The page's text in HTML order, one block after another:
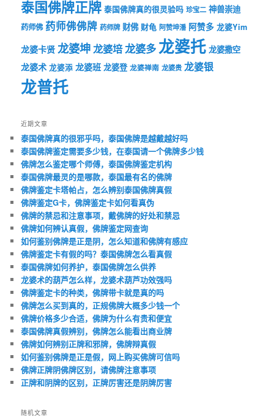
泰国佛牌正牌 泰国佛牌真的很灵验吗 珍宝二 神兽崇迪
药师佛 药师佛佛牌 药师牌 财佛 财龟 阿赞坤潘 阿赞多 龙婆Yim
龙婆卡贤 龙婆坤龙婆培龙婆多龙婆托 龙婆撒空
龙婆术 龙婆添 龙婆班 龙婆登 龙婆禅南 龙婆贵 龙婆银
龙普托
近期文章
泰国佛牌真的很邪乎吗，泰国佛牌是越戴越好吗
泰国佛牌鉴定需要多少钱，在泰国请一个佛牌多少钱
佛牌怎么鉴定哪个师傅，泰国佛牌鉴定机构
泰国佛牌最灵的是哪款，泰国最有名的佛牌
佛牌鉴定卡塔帕占，怎么辨别泰国佛牌真假
佛牌鉴定G卡，佛牌鉴定卡如何看真伪
佛牌的禁忌和注意事项，戴佛牌的好处和禁忌
佛牌如何辨认真假，佛牌鉴定网查询
如何鉴别佛牌是正是阴，怎么知道和佛牌有感应
佛牌鉴定卡有假的吗？泰国佛牌怎么看真假
泰国佛牌如何养护，泰国佛牌怎么供养
龙婆术的葫芦怎么样，龙婆术葫芦功效强吗
佛牌鉴定卡的种类，佛牌带卡就是真的吗
佛牌怎么买到真的，正规佛牌大概多少钱一个
佛牌价格多少合适，佛牌为什么有贵和便宜
泰国佛牌真假辨别，佛牌怎么能看出商业牌
佛牌如何辨别正牌和邪牌，佛牌辩真假
如何鉴别佛牌是正是假，网上购买佛牌可信吗
佛牌正牌阴佛牌区别，请佛牌注意事项
正牌和阴牌的区别，正牌厉害还是阴牌厉害
随机文章